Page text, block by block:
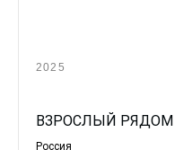
2025
ВЗРОСЛЫЙ РЯДОМ
Россия